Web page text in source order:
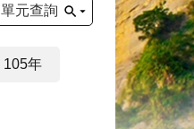
單元查詢
105年